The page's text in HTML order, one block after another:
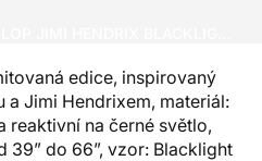
edice, inspirovaný
a Jimi Hendrixem, materiál:
reaktivní na černé světlo,
39” do 66”, vzor: Blacklight